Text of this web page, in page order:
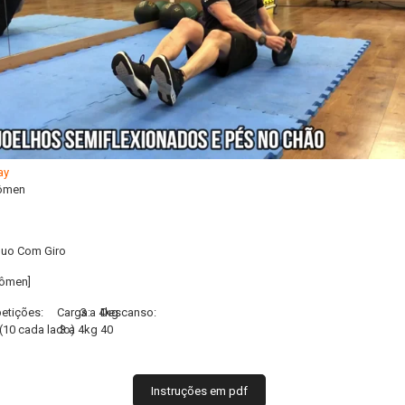
Com Giro
cada lado)
Carga:
3 a 4kg
3 a 4kgDescanso:
40
Instruções em pdf